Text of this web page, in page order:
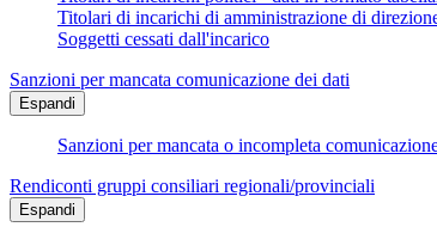
Titolari di incarichi di amministrazione di
Soggetti cessati dall'incarico
Sanzioni per mancata comunicazione dei dati
Espandi
Sanzioni per mancata o incompleta
Rendiconti gruppi consiliari regionali/provinciali
Espandi